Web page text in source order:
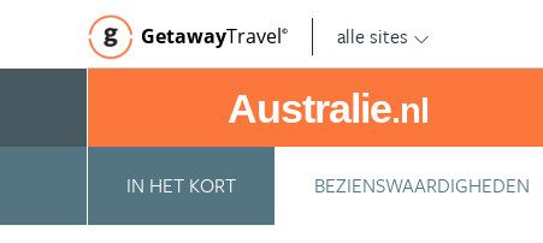
GetawayTravel© alle sites
Australie.nl
IN HET KORT BEZIENSWAARDIGHEDEN